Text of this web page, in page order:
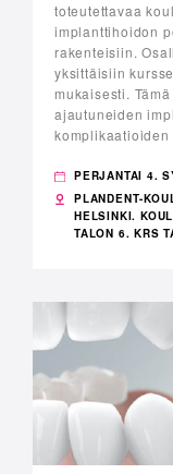
toteutettavaa
implanttihoidon
rakenteisiin.
yksittäisiin
mukaisesti.
ajautuneiden
PERJANTAI 4.
PLANDENT-
HELSINKI.
TALON 6. KRS